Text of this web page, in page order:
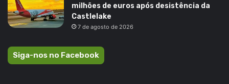
milhões de euros após desistência da
Castlelake
7 de agosto de 2026
Siga-nos no Facebook